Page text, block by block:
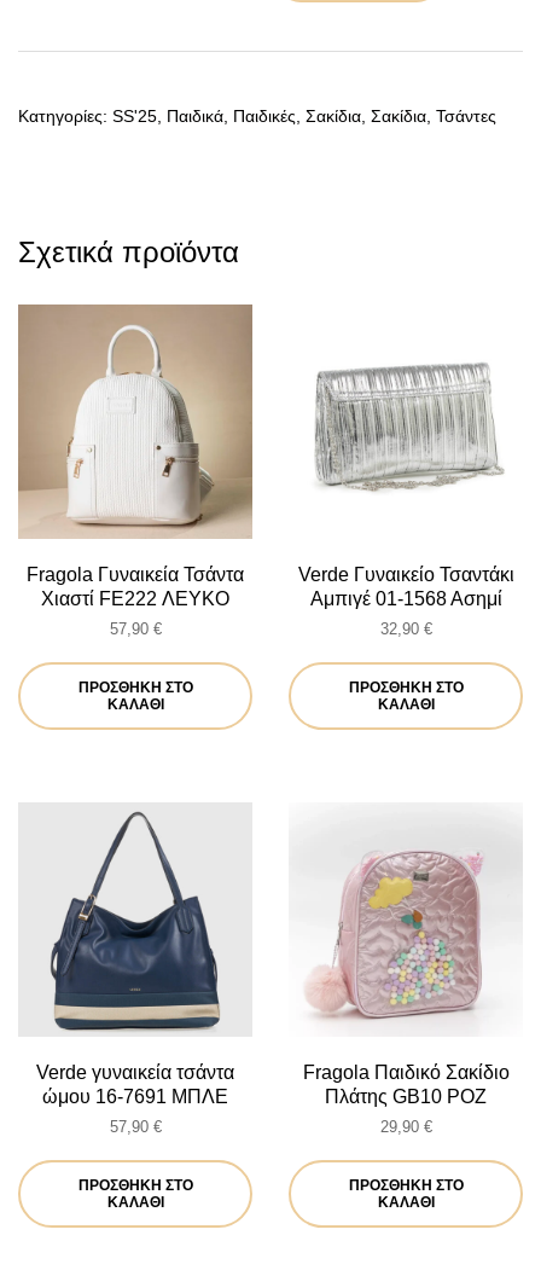
Κατηγορίες: SS'25, Παιδικά, Παιδικές, Σακίδια, Σακίδια, Τσάντες
Σχετικά προϊόντα
Fragola Γυναικεία Τσάντα
Χιαστί FE222 ΛΕΥΚΟ
57,90 €
ΠΡΟΣΘΉΚΗ ΣΤΟ
ΚΑΛΆΘΙ
Verde Γυναικείο Τσαντάκι
Αμπιγέ 01-1568 Ασημί
32,90 €
ΠΡΟΣΘΉΚΗ ΣΤΟ
ΚΑΛΆΘΙ
Verde γυναικεία τσάντα
ώμου 16-7691 ΜΠΛΕ
57,90 €
ΠΡΟΣΘΉΚΗ ΣΤΟ
ΚΑΛΆΘΙ
Fragola Παιδικό Σακίδιο
Πλάτης GB10 ΡΟΖ
29,90 €
ΠΡΟΣΘΉΚΗ ΣΤΟ
ΚΑΛΆΘΙ